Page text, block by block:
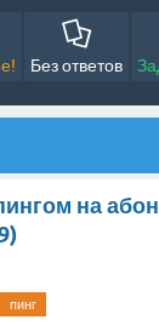
Без ответов
на
пинг